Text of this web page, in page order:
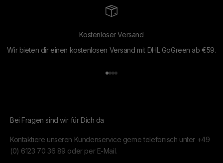
Kostenloser Versand
Wir bieten dir einen kostenlosen Versand mit DHL GoGreen ab €59.
Gehe zu Element 1
Gehe zu Element 2
Gehe zu Element 3
Gehe zu Element 4
Bei Fragen sind wir für Dich da
Kontaktiere unseren Kundenservice gerne telefonisch unter +49
(0) 6123 70 36 89 oder per E-Mail.